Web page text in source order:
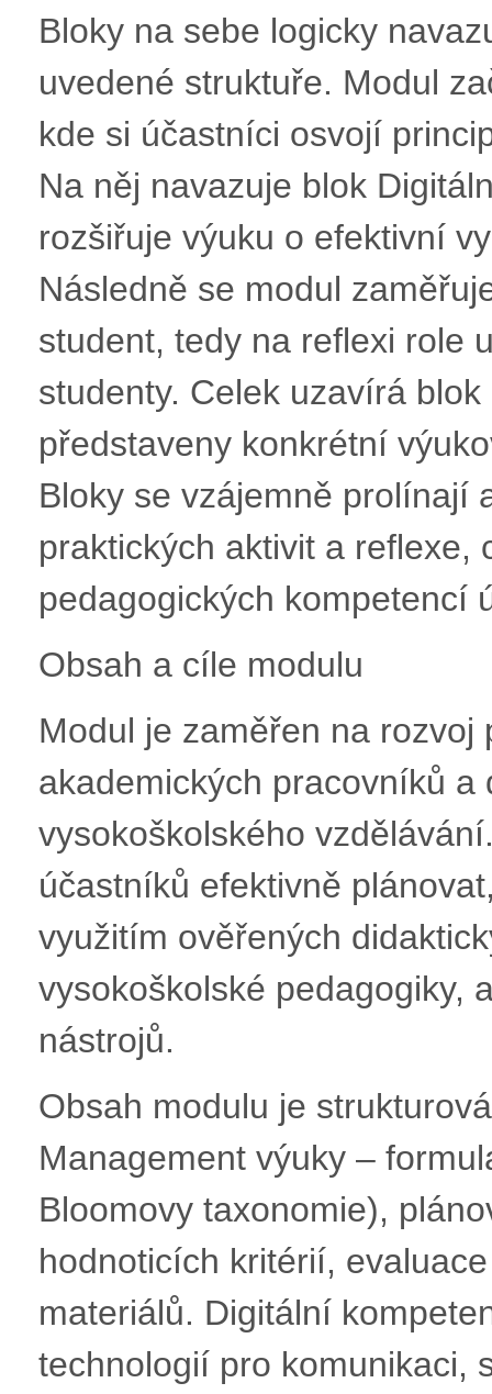
Bloky na sebe logicky
uvedené struktuře. Modul
kde si účastníci osvojí
Na něj navazuje blok
rozšiřuje výuku o efektivní
Následně se modul
student, tedy na reflexi role
studenty. Celek uzavírá
představeny konkrétní
Bloky se vzájemně prolínají
praktických aktivit a reflexe,
pedagogických kompetencí
Obsah a cíle modulu
Modul je zaměřen na
akademických pracovníků
vysokoškolského
účastníků efektivně
využitím ověřených
vysokoškolské pedagogiky,
nástrojů.
Obsah modulu je
Management výuky –
Bloomovy taxonomie),
hodnoticích kritérií,
materiálů. Digitální
technologií pro komunikaci,